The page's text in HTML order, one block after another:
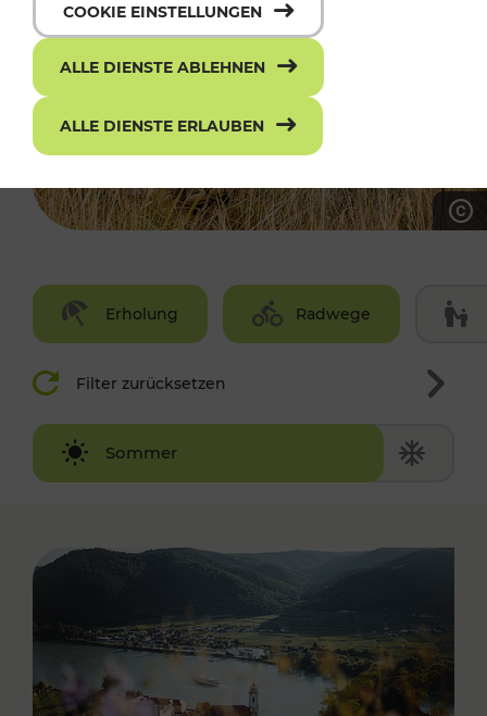
Erholung Radwege
Filter zurücksetzen
Sommer
Winter
COOKIE EINSTELLUNGEN
ALLE DIENSTE ABLEHNEN
ALLE DIENSTE ERLAUBEN